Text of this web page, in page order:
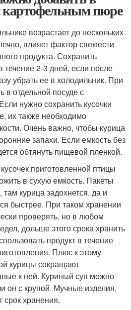
картофельным пюре
возрастает до нескольких
влияет фактор свежести
продукта. Сохранить
течение 2-3 дней, если после
убрать ее в холодильник. При
в отдельной посуде с
нужно сохранить кусочки
их также необходимо
Очень важно, чтобы курица
запахи. Если емкость без
обтянуть пищевой пленкой.
приготовленной птицы
в сухую емкость. Пакеты
курица задохнется, да и
быстрее. При таком хранении
проверять, но в любом
дольше этого срока хранить
продукт в течение
Плюс к этому
курицы сокращают
к ней. Куриный суп можно
он с крупой. Мучные изделия,
хранения.